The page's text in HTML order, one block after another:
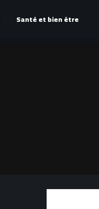
Santé et bien être